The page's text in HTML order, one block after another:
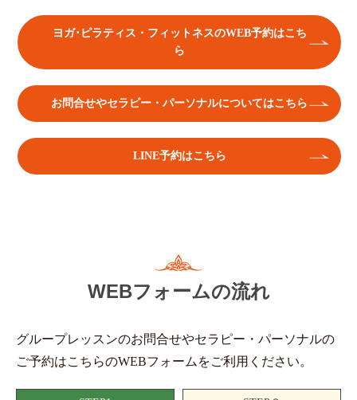
ヨガ･ピラティス・フィットネスのWEB予約はこち
ら
お問合せやセラピー・パーソナルについてはこちら
LINE予約はこちら
WEBフォームの流れ
グループレッスンのお問合せやセラピー・パーソナルの
ご予約はこちらのWEBフォームをご利用ください。